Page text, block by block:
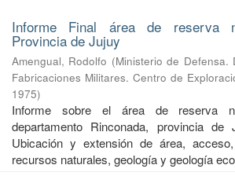
Informe Final área de reserva
Provincia de Jujuy
Amengual, Rodolfo (Ministerio de Defensa.
Fabricaciones Militares. Centro de
1975)
Informe sobre el área de reserva
departamento Rinconada, provincia de
Ubicación y extensión de área,
recursos naturales, geología y geología